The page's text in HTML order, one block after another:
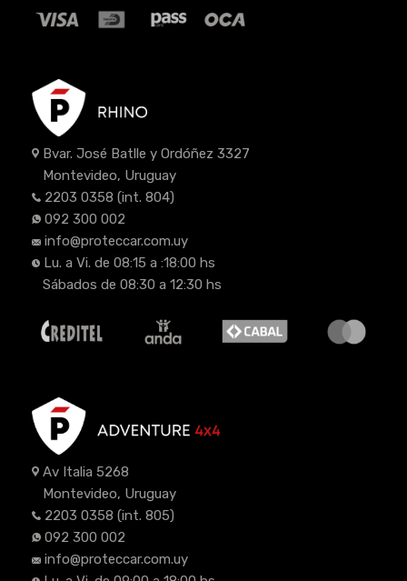
Bvar. José Batlle y Ordóñez 3327
Montevideo, Uruguay
2203 0358 (int. 804)
092 300 002
info@proteccar.com.uy
Lu. a Vi. de 08:15 a :18:00 hs
Sábados de 08:30 a 12:30 hs
Av Italia 5268
Montevideo, Uruguay
2203 0358 (int. 805)
092 300 002
info@proteccar.com.uy